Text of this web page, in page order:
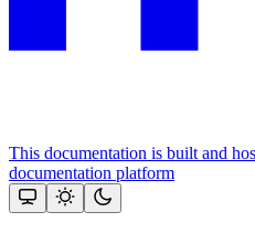
This documentation is built and
documentation platform